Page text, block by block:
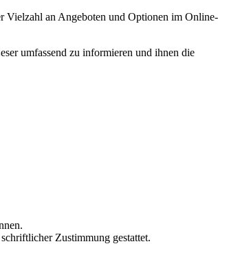
Vielzahl an Angeboten und Optionen im Online-
umfassend zu informieren und ihnen die
Zustimmung gestattet.